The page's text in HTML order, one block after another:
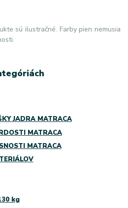
sú ilustračné. Farby pien nemusia
JADRA MATRACA
MATRACA
MATRACA
kg